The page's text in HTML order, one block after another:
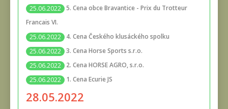
25.06.2022 5. Cena obce Bravantice - Prix du Trotteur
Francais VI.
25.06.2022
4. Cena Českého klusáckého spolku
25.06.2022 3. Cena Horse Sports s.r.o.
25.06.2022
2. Cena HORSE AGRO, s.r.o.
25.06.2022
1. Cena Ecurie JS
28.05.2022